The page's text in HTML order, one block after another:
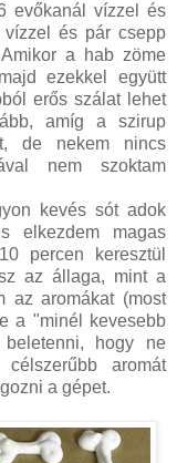
evőkanál vízzel és
és pár csepp
a hab zöme
ezekkel együtt
erős szálat lehet
amíg a szirup
de nekem nincs
nem szoktam
kevés sót adok
elkezdem magas
percen keresztül
az állaga, mint a
az aromákat (most
a "minél kevesebb
hogy ne
aromát
a gépet.